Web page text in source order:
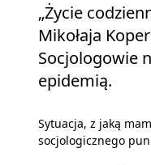
„Życie
Mikołaja
Socjologowie
epidemią.
Sytuacja, z jaką
socjologicznego